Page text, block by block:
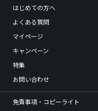
はじめての方へ
よくある質問
マイページ
キャンペーン
特集
お問い合わせ
免責事項・コピーライト